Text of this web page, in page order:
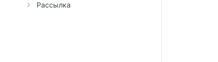
Рассылка